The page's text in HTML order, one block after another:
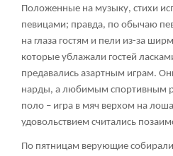
Положенные на музыку, стихи
певицами; правда, по обычаю
на глаза гостям и пели из-за
которые ублажали гостей
предавались азартным играм.
нарды, а любимым спортивным
поло – игра в мяч верхом на
удовольствием считались
По пятницам верующие